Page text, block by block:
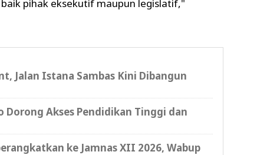
pihak eksekutif maupun legislatif,"
Jalan Istana Sambas Kini Dibangun
Dorong Akses Pendidikan Tinggi dan
ke Jamnas XII 2026, Wabup